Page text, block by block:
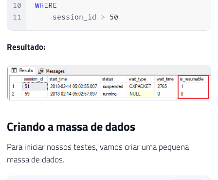
10
11
WHERE
    session_id
> 50
Resultado:
Criando a massa de dados
Para iniciar nossos testes, vamos criar uma pequena
massa de dados.